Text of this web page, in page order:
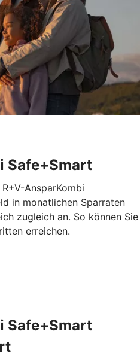
Safe+Smart
AnsparKombi
in monatlichen Sparraten
zugleich an. So können Sie
erreichen.
Safe+Smart